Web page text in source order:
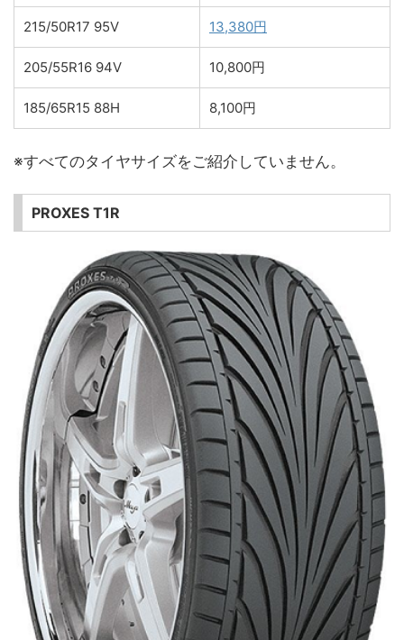
215/50R17 95V 13,380円
205/55R16 94V 10,800円
185/65R15 88H 8,100円
※すべてのタイヤサイズをご紹介していません。
PROXES T1R